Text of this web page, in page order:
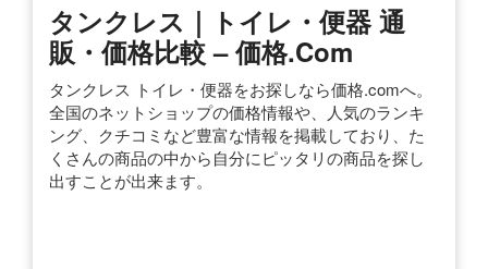
タンクレス｜トイレ・便器 通
販・価格比較 – 価格.com
タンクレス トイレ・便器をお探しなら価格.comへ。
全国のネットショップの価格情報や、人気のランキ
ング、クチコミなど豊富な情報を掲載しており、た
くさんの商品の中から自分にピッタリの商品を探し
出すことが出来ます。